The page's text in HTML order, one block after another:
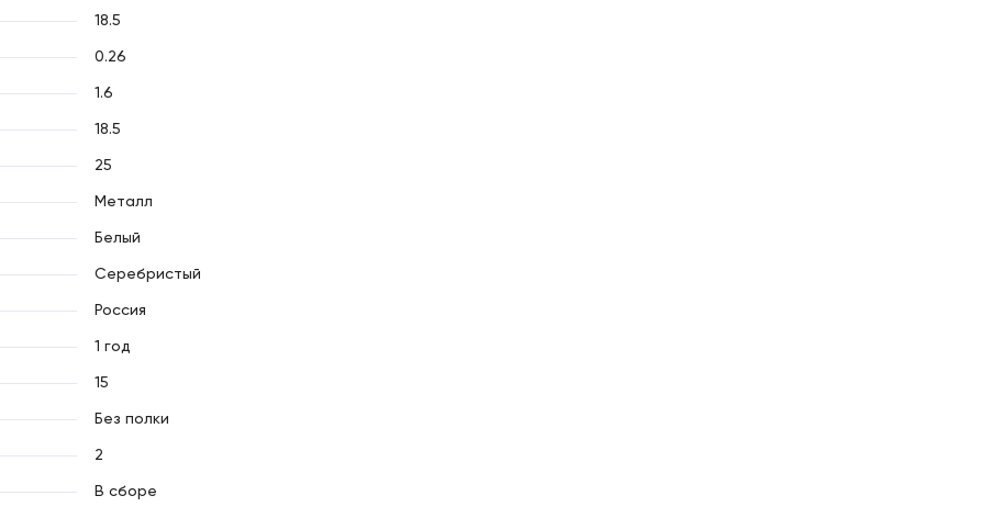
18.5
0.26
1.6
18.5
25
Металл
Белый
Серебристый
Россия
1 год
15
Без полки
2
В сборе